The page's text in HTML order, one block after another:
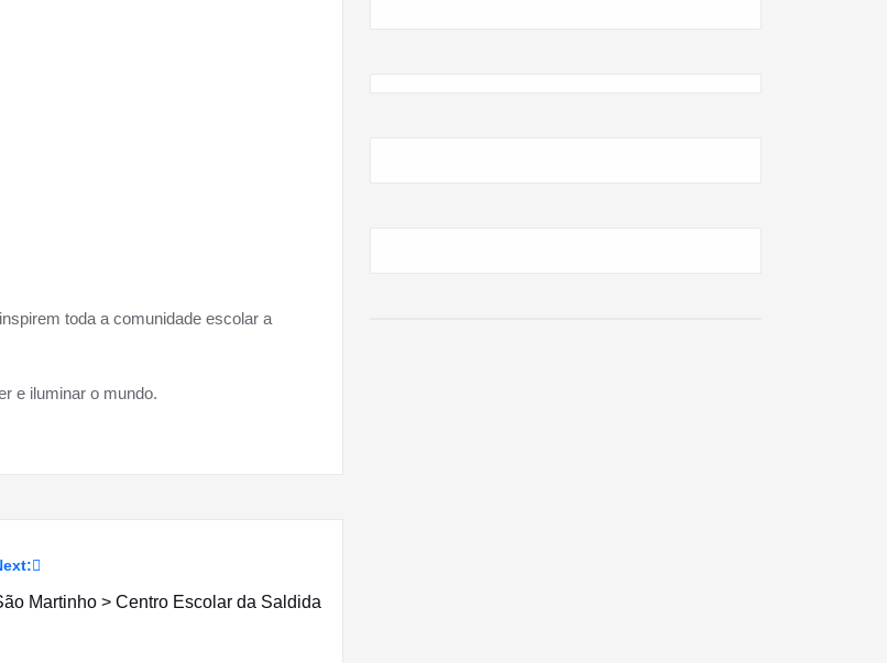
toda a comunidade escolar a
e iluminar o mundo.
Martinho > Centro Escolar da Saldida